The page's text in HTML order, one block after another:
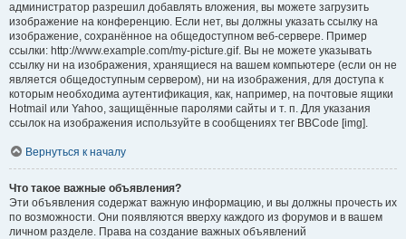
администратор разрешил добавлять вложения, вы можете загрузить
изображение на конференцию. Если нет, вы должны указать ссылку на
изображение, сохранённое на общедоступном веб-сервере. Пример
ссылки: http://www.example.com/my-picture.gif. Вы не можете указывать
ссылку ни на изображения, хранящиеся на вашем компьютере (если он не
является общедоступным сервером), ни на изображения, для доступа к
которым необходима аутентификация, как, например, на почтовые ящики
Hotmail или Yahoo, защищённые паролями сайты и т. п. Для указания
ссылок на изображения используйте в сообщениях тег BBCode [img].
Вернуться к началу
Что такое важные объявления?
Эти объявления содержат важную информацию, и вы должны прочесть их
по возможности. Они появляются вверху каждого из форумов и в вашем
личном разделе. Права на создание важных объявлений